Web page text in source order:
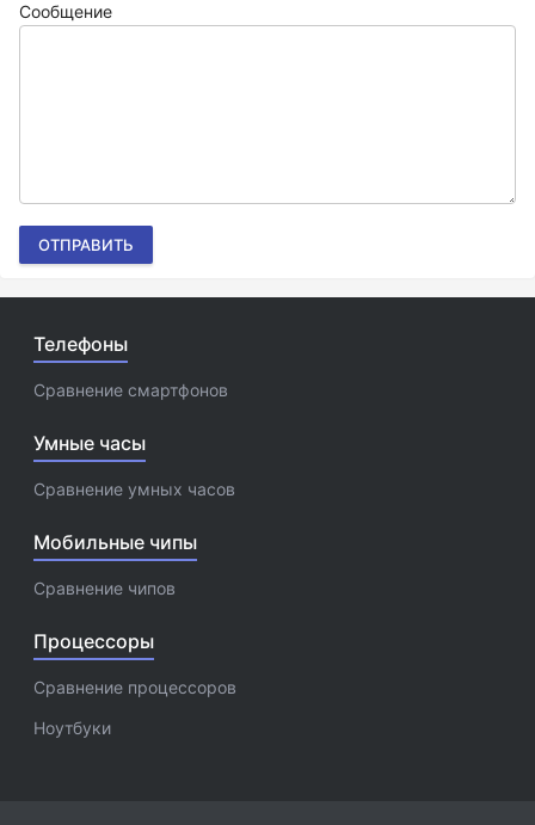
Сообщение
ОТПРАВИТЬ
Телефоны
Сравнение смартфонов
Умные часы
Сравнение умных часов
Мобильные чипы
Сравнение чипов
Процессоры
Сравнение процессоров
Ноутбуки